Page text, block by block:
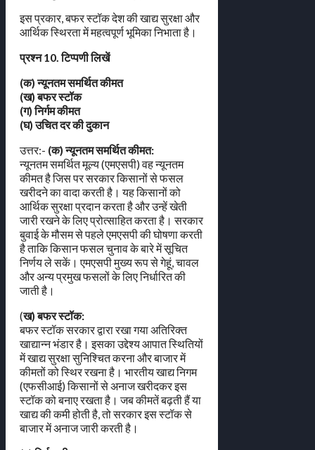
इस प्रकार, बफर स्टॉक देश की खाद्य सुरक्षा और
आर्थिक स्थिरता में महत्वपूर्ण भूमिका निभाता है।
प्रश्न 10. टिप्पणी लिखें
(क) न्यूनतम समर्थित कीमत
(ख) बफर स्टॉक
(ग) निर्गम कीमत
(घ) उचित दर की दुकान
उत्तर:- (क) न्यूनतम समर्थित कीमत:
न्यूनतम समर्थित मूल्य (एमएसपी) वह न्यूनतम
कीमत है जिस पर सरकार किसानों से फसल
खरीदने का वादा करती है। यह किसानों को
आर्थिक सुरक्षा प्रदान करता है और उन्हें खेती
जारी रखने के लिए प्रोत्साहित करता है। सरकार
बुवाई के मौसम से पहले एमएसपी की घोषणा करती
है ताकि किसान फसल चुनाव के बारे में सूचित
निर्णय ले सकें। एमएसपी मुख्य रूप से गेहूं, चावल
और अन्य प्रमुख फसलों के लिए निर्धारित की
जाती है।
(ख) बफर स्टॉक:
बफर स्टॉक सरकार द्वारा रखा गया अतिरिक्त
खाद्यान्न भंडार है। इसका उद्देश्य आपात स्थितियों
में खाद्य सुरक्षा सुनिश्चित करना और बाजार में
कीमतों को स्थिर रखना है। भारतीय खाद्य निगम
(एफसीआई) किसानों से अनाज खरीदकर इस
स्टॉक को बनाए रखता है। जब कीमतें बढ़ती हैं या
खाद्य की कमी होती है, तो सरकार इस स्टॉक से
बाजार में अनाज जारी करती है।